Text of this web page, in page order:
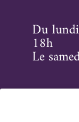
Du
18h
Le